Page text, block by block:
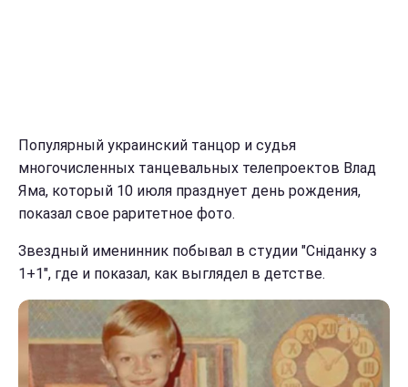
Популярный украинский танцор и судья
многочисленных танцевальных телепроектов Влад
Яма, который 10 июля празднует день рождения,
показал свое раритетное фото.
Звездный именинник побывал в студии "Сніданку з
1+1", где и показал, как выглядел в детстве.